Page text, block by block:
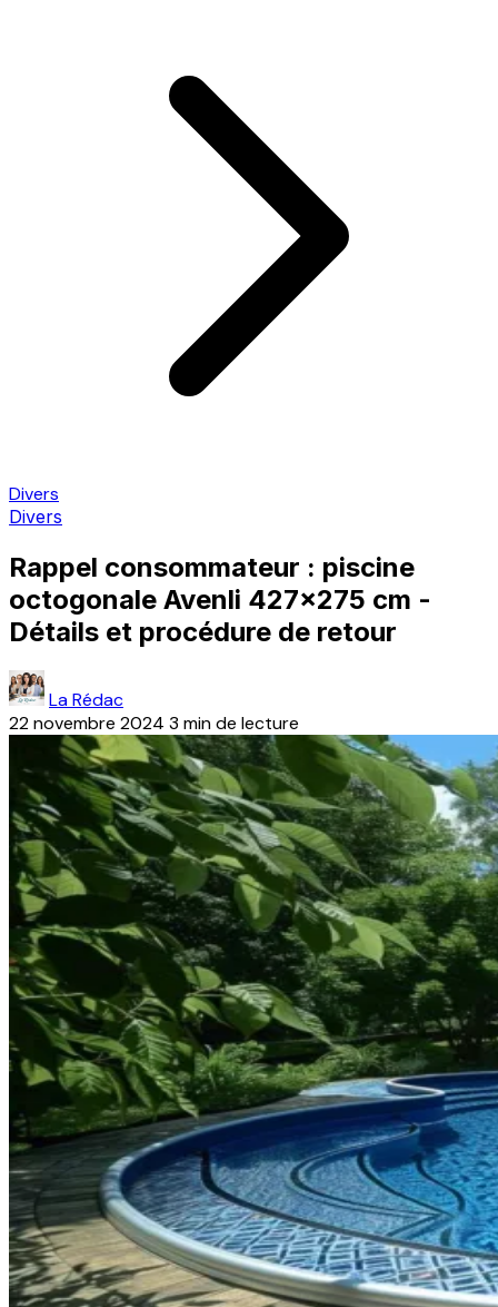
Divers
Divers
Rappel consommateur : piscine
octogonale Avenli 427x275 cm -
Détails et procédure de retour
La Rédac
22 novembre 2024 3 min de lecture